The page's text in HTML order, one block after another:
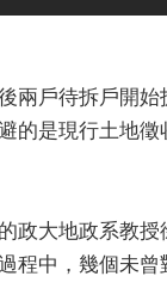
兩戶待拆戶開
的是現行土地
政大地政系教
程中，幾個未曾